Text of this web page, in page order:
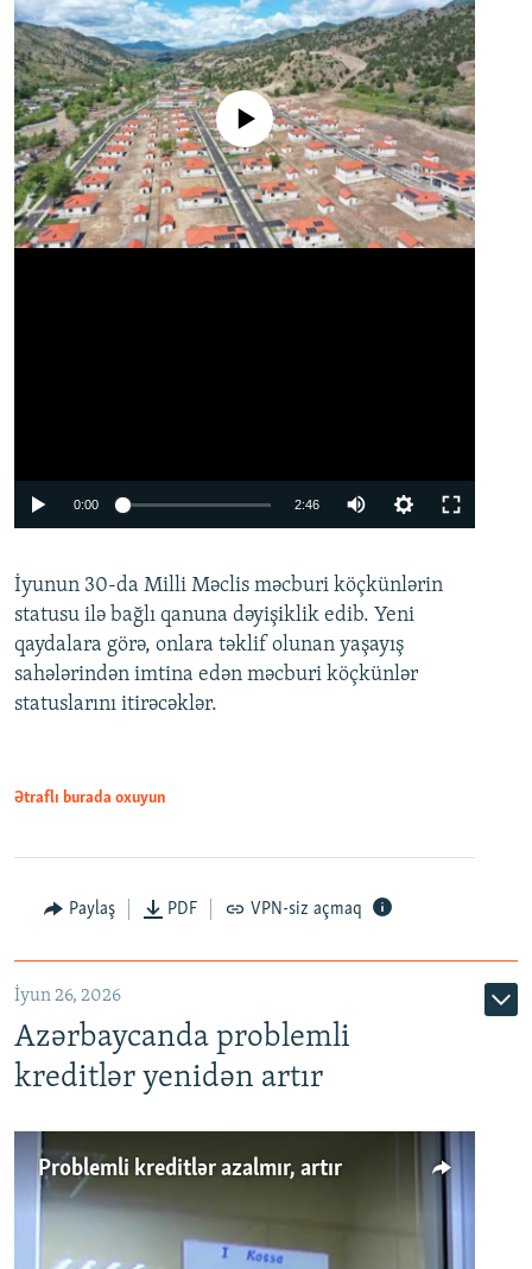
Auto 240p 360p 480p
720p 1080p
No media source currently available
0:00 2:46
360p
480p
720p
İyunun 30-da Milli Məclis məcburi köçkünlərin
statusu ilə bağlı qanuna dəyişiklik edib. Yeni
qaydalara görə, onlara təklif olunan yaşayış
sahələrindən imtina edən məcburi köçkünlər
statuslarını itirəcəklər.
Ətraflı burada oxuyun
Paylaş PDF VPN-siz açmaq
İyun 26, 2026
Azərbaycanda problemli
kreditlər yenidən artır
Problemli kreditlər azalmır, artır